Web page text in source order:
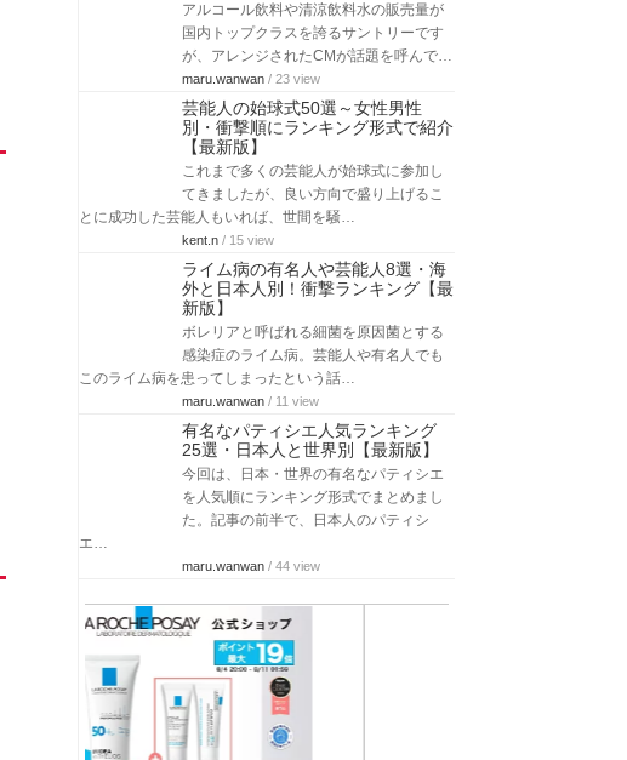
アルコール飲料や清涼飲料水の販売量が
国内トップクラスを誇るサントリーです
が、アレンジされたCMが話題を呼んで…
maru.wanwan / 23 view
芸能人の始球式50選～女性男性
別・衝撃順にランキング形式で紹介
【最新版】
これまで多くの芸能人が始球式に参加し
てきましたが、良い方向で盛り上げるこ
とに成功した芸能人もいれば、世間を騒…
kent.n / 15 view
ライム病の有名人や芸能人8選・海
外と日本人別！衝撃ランキング【最
新版】
ボレリアと呼ばれる細菌を原因菌とする
感染症のライム病。芸能人や有名人でも
このライム病を患ってしまったという話…
maru.wanwan / 11 view
有名なパティシエ人気ランキング
25選・日本人と世界別【最新版】
今回は、日本・世界の有名なパティシエ
を人気順にランキング形式でまとめまし
た。記事の前半で、日本人のパティシ
エ…
maru.wanwan / 44 view